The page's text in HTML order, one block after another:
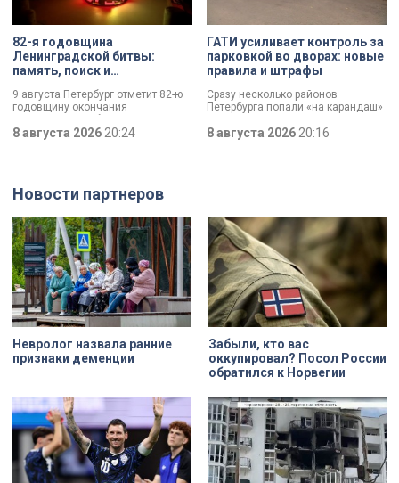
82-я годовщина
Ленинградской битвы:
память, поиск и
9 августа Петербург отметит 82-ю
годовщину окончания
Ленинградской битвы. Это День
воинской славы, который был
официально установлен в апреле
8 августа 2026 20:24
ГАТИ усиливает контроль за
парковкой во дворах: новые
правила и штрафы
Сразу несколько районов
Петербурга попали «на карандаш»
парковкой во дворах. За два
летних месяца только по
8 августа 2026 20:16
Новости партнеров
Невролог назвала ранние
признаки деменции
Забыли, кто вас
оккупировал? Посол России
обратился к Норвегии